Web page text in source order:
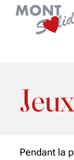
Jeux
Pendant la